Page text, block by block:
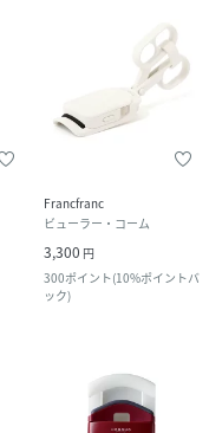
Francfranc
ビューラー・コーム
3,300 円
300ポイント(10%ポイントバ
ック)